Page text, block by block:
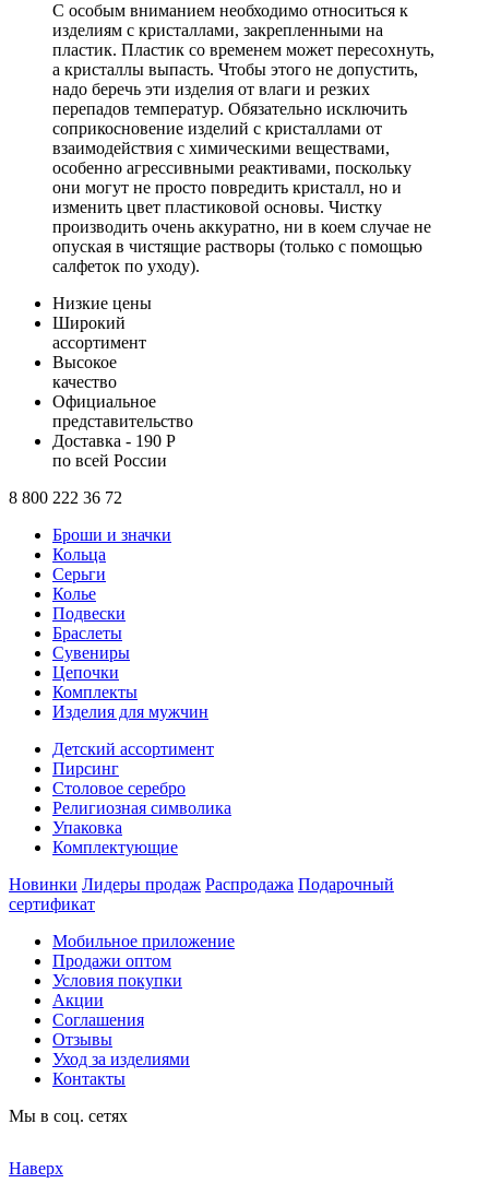
С особым вниманием необходимо относиться к
изделиям с кристаллами, закрепленными на
пластик. Пластик со временем может пересохнуть,
а кристаллы выпасть. Чтобы этого не допустить,
надо беречь эти изделия от влаги и резких
перепадов температур. Обязательно исключить
соприкосновение изделий с кристаллами от
взаимодействия с химическими веществами,
особенно агрессивными реактивами, поскольку
они могут не просто повредить кристалл, но и
изменить цвет пластиковой основы. Чистку
производить очень аккуратно, ни в коем случае не
опуская в чистящие растворы (только с помощью
салфеток по уходу).
Низкие цены
Широкий
ассортимент
Высокое
качество
Официальное
представительство
Доставка - 190 Р
по всей России
8 800 222 36 72
Броши и значки
Кольца
Серьги
Колье
Подвески
Браслеты
Сувениры
Цепочки
Комплекты
Изделия для мужчин
Детский ассортимент
Пирсинг
Столовое серебро
Религиозная символика
Упаковка
Комплектующие
Новинки Лидеры продаж Распродажа Подарочный
сертификат
Мобильное приложение
Продажи оптом
Условия покупки
Акции
Соглашения
Отзывы
Уход за изделиями
Контакты
Мы в соц. сетях
Наверх